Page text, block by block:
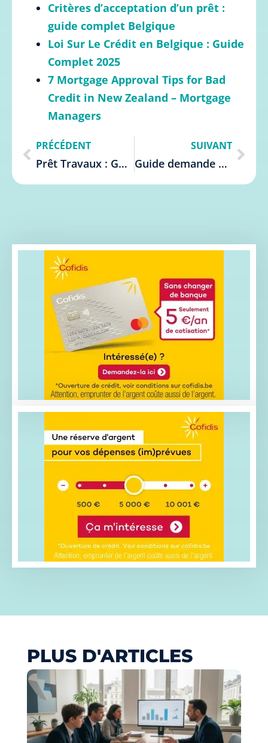
Critères d’acceptation d’un prêt :
guide complet Belgique
Loi Sur Le Crédit en Belgique : Guide
Complet 2025
7 Mortgage Approval Tips for Bad
Credit in New Zealand – Mortgage
Managers
PRÉCÉDENT
Prêt Travaux : Guide Complet pour Emprunteurs Belges
SUIVANT
Guide demande de prêt : réussir sa demande simplement
PLUS D'ARTICLES